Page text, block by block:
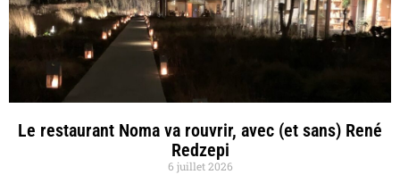
Le restaurant Noma va rouvrir, avec (et sans) René
Redzepi
6 juillet 2026